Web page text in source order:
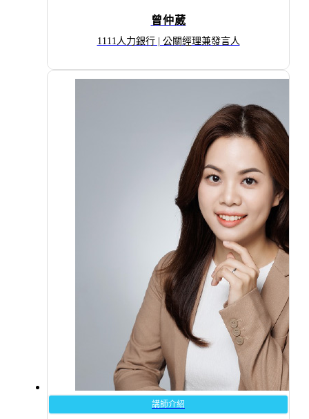
曾仲葳
1111人⼒銀⾏ | 公關經理兼發⾔⼈
講師介紹